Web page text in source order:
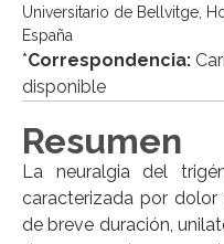
Universitario de Bellvitge,
España
*Correspondencia:
disponible
Resumen
La neuralgia del
caracterizada por dolor
de breve duración,